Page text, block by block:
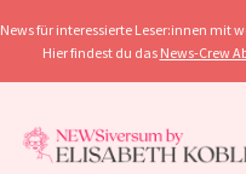
News für interessierte Leser:innen mit
Hier findest du das News-Crew